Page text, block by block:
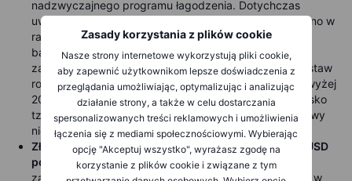
Zasady korzystania z plików cookie
Nasze strony internetowe wykorzystują pliki cookie,
aby zapewnić użytkownikom lepsze doświadczenia z
przeglądania umożliwiając, optymalizując i analizując
działanie strony, a także w celu dostarczania
spersonalizowanych treści reklamowych i umożliwienia
łączenia się z mediami społecznościowymi. Wybierając
opcję "Akceptuj wszystko", wyrażasz zgodę na
korzystanie z plików cookie i związane z tym
nadzwyczajnego programu łagodzenia. Dotychczas
uwolniono 75 mln baryłek, a kolejne 97 mln zaplanowano w
ramach obecnego planu o łącznej wielkości 172 mln
baryłek. Tygodniowe dane EIA pokazały również, że
zapasy w Cushing (Oklahoma) – kluczowym węźle dostaw
ropy WTI – spadły ósmy tydzień z rzędu, do nieco powyżej
20 mln baryłek, najniżej od 2014 r. i niebezpiecznie blisko
tzw. „tank‑bottom”, poniżej którego system magazynowy
nie działa efektywnie.
Złoto spadło o ok. 160 USD do minimum przy 4 257 USD
po zaskakująco jastrzębim posiedzeniu FOMC,
zasygnalizowało możliwość kolejnej podwyżki jeszcze w